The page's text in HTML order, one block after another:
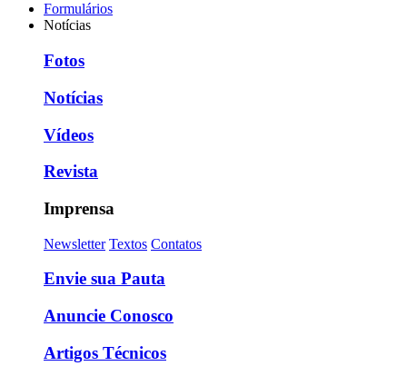
Formulários
Notícias
Fotos
Notícias
Vídeos
Revista
Imprensa
Newsletter Textos Contatos
Envie sua Pauta
Anuncie Conosco
Artigos Técnicos